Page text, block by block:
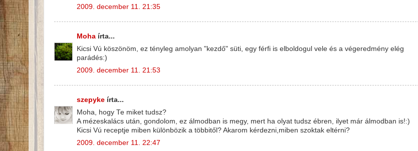
2009. december 11. 21:35
Moha írta...
Kicsi Vú köszönöm, ez tényleg amolyan "kezdő" süti, egy férfi is elboldogul vele és a végeredmény elég
parádés:)
2009. december 11. 21:53
szepyke írta...
Moha, hogy Te miket tudsz?
A mézeskalács után, gondolom, ez álmodban is megy, mert ha olyat tudsz ébren, ilyet már álmodban is!:)
Kicsi Vú receptje miben különbözik a többitől? Akarom kérdezni,miben szoktak eltérni?
2009. december 11. 22:47